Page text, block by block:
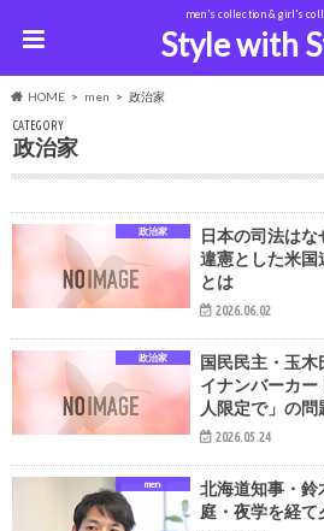
men's collection & girl's
Style with
HOME men 政治家
CATEGORY
政治家
政治家
日本の司法は
違憲とした米
とは
2026.06.02
政治家
国民民主・玉
イナンバーカ
人限定で」の問
2026.05.24
men
北海道知事・
庭・夜学を経て